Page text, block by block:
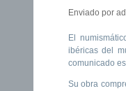
Enviado por
El
ibéricas del
comunicado
Su obra